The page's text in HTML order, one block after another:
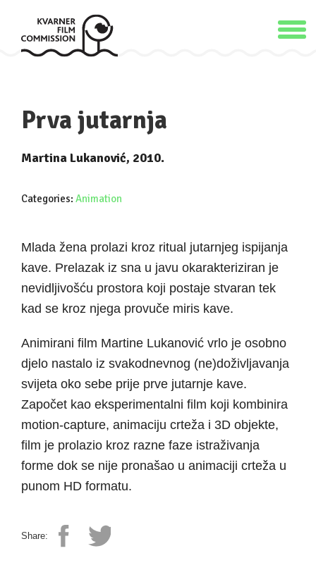
Prva jutarnja
Martina Lukanović, 2010.
Categories: Animation
Mlada žena prolazi kroz ritual jutarnjeg ispijanja
kave. Prelazak iz sna u javu okarakteriziran je
nevidljivošću prostora koji postaje stvaran tek
kad se kroz njega provuče miris kave.
Animirani film Martine Lukanović vrlo je osobno
djelo nastalo iz svakodnevnog (ne)doživljavanja
svijeta oko sebe prije prve jutarnje kave.
Započet kao eksperimentalni film koji kombinira
motion-capture, animaciju crteža i 3D objekte,
film je prolazio kroz razne faze istraživanja
forme dok se nije pronašao u animaciji crteža u
punom HD formatu.
Share: